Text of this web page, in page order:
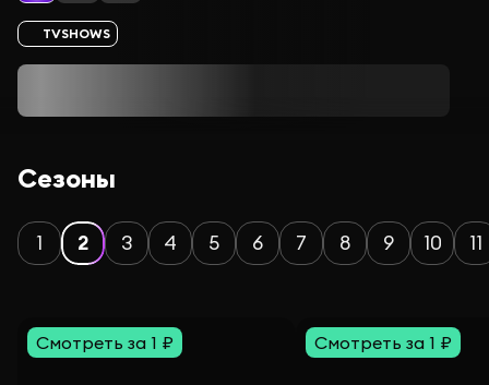
TVSHOWS
Сезоны
1 2 3 4 5 6 7 8 9 10 11
Смотреть за 1 ₽ Смотреть за 1 ₽